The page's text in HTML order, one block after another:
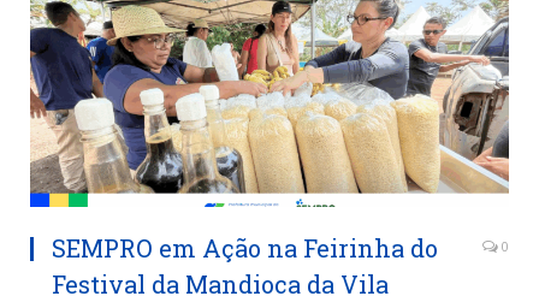
SEMPRO em Ação na Feirinha do
Festival da Mandioca da Vila
0